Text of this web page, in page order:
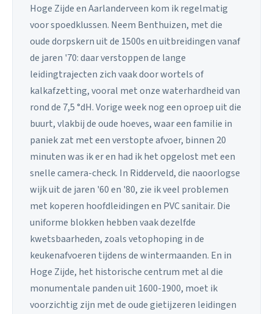
Hoge Zijde en Aarlanderveen kom ik regelmatig
voor spoedklussen. Neem Benthuizen, met die
oude dorpskern uit de 1500s en uitbreidingen vanaf
de jaren '70: daar verstoppen de lange
leidingtrajecten zich vaak door wortels of
kalkafzetting, vooral met onze waterhardheid van
rond de 7,5 °dH. Vorige week nog een oproep uit die
buurt, vlakbij de oude hoeves, waar een familie in
paniek zat met een verstopte afvoer, binnen 20
minuten was ik er en had ik het opgelost met een
snelle camera-check. In Ridderveld, die naoorlogse
wijk uit de jaren '60 en '80, zie ik veel problemen
met koperen hoofdleidingen en PVC sanitair. Die
uniforme blokken hebben vaak dezelfde
kwetsbaarheden, zoals vetophoping in de
keukenafvoeren tijdens de wintermaanden. En in
Hoge Zijde, het historische centrum met al die
monumentale panden uit 1600-1900, moet ik
voorzichtig zijn met de oude gietijzeren leidingen